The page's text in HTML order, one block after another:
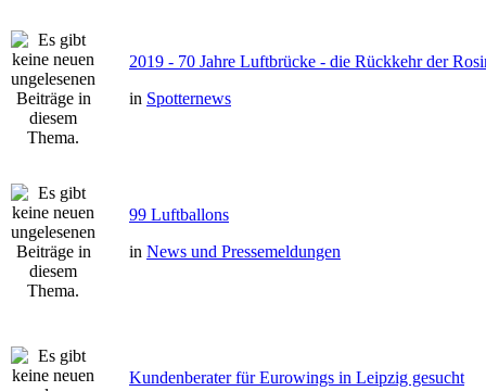
2019 - 70 Jahre Luftbrücke - die Rückkehr der
in Spotternews
99 Luftballons
in News und Pressemeldungen
Kundenberater für Eurowings in Leipzig gesucht